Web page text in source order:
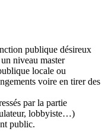
publique désireux
niveau master
locale ou
voire en tirer des
par la partie
lobbyiste…)
public.